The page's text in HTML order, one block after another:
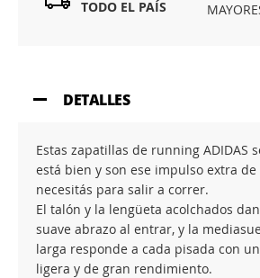
TODO EL PAÍS
DETALLES
Estas zapatillas de running ADIDAS
está bien y son ese impulso extra
necesitás para salir a correr.
El talón y la lengüeta acolchados
suave abrazo al entrar, y la
larga responde a cada pisada con
ligera y de gran rendimiento.